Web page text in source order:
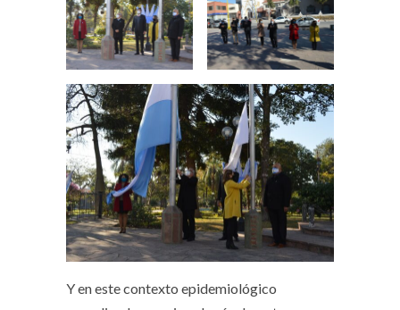
Y en este contexto epidemiológico